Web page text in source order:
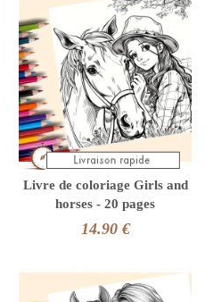
Livre de coloriage Girls and
horses - 20 pages
14.90 €